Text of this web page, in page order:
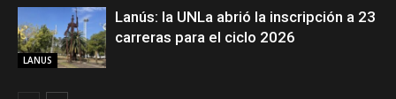
LANUS
Lanús: la UNLa abrió la inscripción a 23
carreras para el ciclo 2026